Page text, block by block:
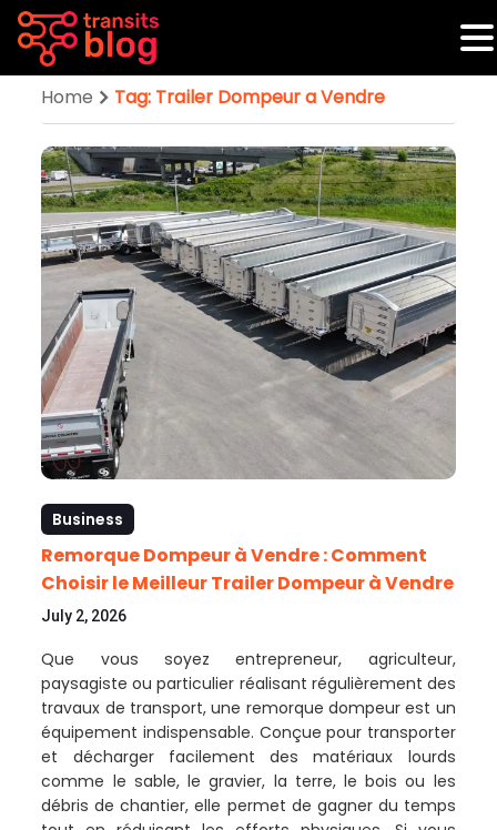
Home Tag: Trailer Dompeur a Vendre
Business
Remorque Dompeur à Vendre : Comment
Choisir le Meilleur Trailer Dompeur à Vendre
July 2, 2026
Que vous soyez entrepreneur, agriculteur,
paysagiste ou particulier réalisant régulièrement des
travaux de transport, une remorque dompeur est un
équipement indispensable. Conçue pour transporter
et décharger facilement des matériaux lourds
comme le sable, le gravier, la terre, le bois ou les
débris de chantier, elle permet de gagner du temps